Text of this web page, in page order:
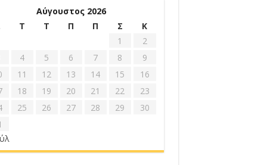
Αύγουστος 2026
Τ Τ Π Π Σ
Κ
1
2
4 5 6 7 8
9
11 12 13 14 15
16
18 19 20 21 22
23
25 26 27 28 29
30